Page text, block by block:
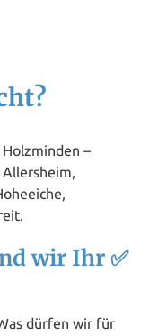
–
wir Ihr ✅
dürfen wir für